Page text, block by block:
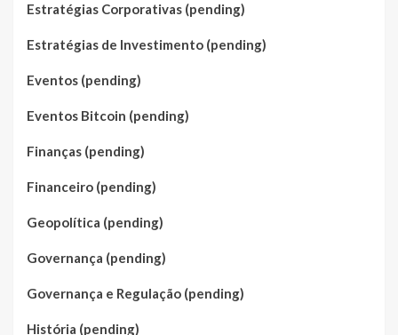
Estratégias Corporativas (pending)
Estratégias de Investimento (pending)
Eventos (pending)
Eventos Bitcoin (pending)
Finanças (pending)
Financeiro (pending)
Geopolítica (pending)
Governança (pending)
Governança e Regulação (pending)
História (pending)